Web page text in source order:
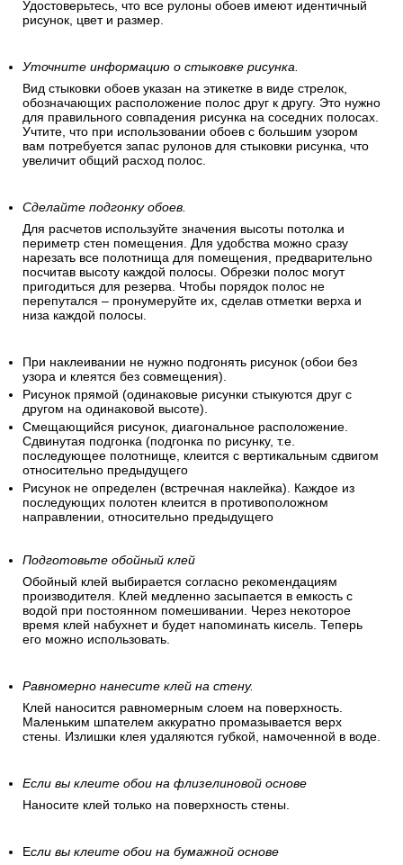
Удостоверьтесь, что все рулоны обоев имеют идентичный
рисунок, цвет и размер.
Уточните информацию о стыковке рисунка.
Вид стыковки обоев указан на этикетке в виде стрелок,
обозначающих расположение полос друг к другу. Это нужно
для правильного совпадения рисунка на соседних полосах.
Учтите, что при использовании обоев с большим узором
вам потребуется запас рулонов для стыковки рисунка, что
увеличит общий расход полос.
Сделайте подгонку обоев.
Для расчетов используйте значения высоты потолка и
периметр стен помещения. Для удобства можно сразу
нарезать все полотнища для помещения, предварительно
посчитав высоту каждой полосы. Обрезки полос могут
пригодиться для резерва. Чтобы порядок полос не
перепутался – пронумеруйте их, сделав отметки верха и
низа каждой полосы.
При наклеивании не нужно подгонять рисунок (обои без
узора и клеятся без совмещения).
Рисунок прямой (одинаковые рисунки стыкуются друг с
другом на одинаковой высоте).
Смещающийся рисунок, диагональное расположение.
Сдвинутая подгонка (подгонка по рисунку, т.е.
последующее полотнище, клеится с вертикальным сдвигом
относительно предыдущего
Рисунок не определен (встречная наклейка). Каждое из
последующих полотен клеится в противоположном
направлении, относительно предыдущего
Подготовьте обойный клей
Обойный клей выбирается согласно рекомендациям
производителя. Клей медленно засыпается в емкость с
водой при постоянном помешивании. Через некоторое
время клей набухнет и будет напоминать кисель. Теперь
его можно использовать.
Равномерно нанесите клей на стену.
Клей наносится равномерным слоем на поверхность.
Маленьким шпателем аккуратно промазывается верх
стены. Излишки клея удаляются губкой, намоченной в воде.
Если вы клеите обои на флизелиновой основе
Наносите клей только на поверхность стены.
Если вы клеите обои на бумажной основе